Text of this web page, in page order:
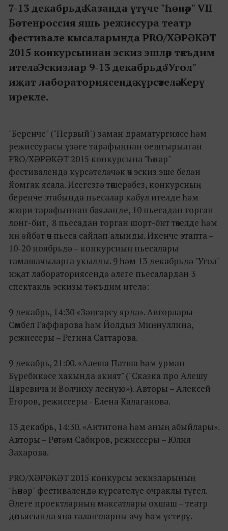
7-13 декабрьдә Казанда үтүче "Һөнәр" VII
Бөтенроссия яшь режиссура театр
фестивале кысаларында PRO/ХӘРӘКӘТ
2015 конкурсыннан эскиз эшләр тәкъдим
ителә. Эскизлар 9-13 декабрьдә "Угол"
иҗат лабораториясендә күрсәтелә. Керү
ирекле.
"Беренче" ("Первый") заман драматургиясе һәм
режиссурасы үзәге тарафыннан оештырылган
PRO/ХӘРӘКӘТ 2015 конкурсына "Һөнәр"
фестивалендә күрсәтеләчәк өч эскиз эше белән
йомгак ясала. Исегезгә төшерәбез, конкурсның
беренче этабында пьесалар кабул ителде һәм
жюри тарафыннан бәяләнде, 10 пьесадан торган
лонг-бит, 8 пьесадан торган шорт-бит төзелде һәм
иң әйбәт өч пьеса сайлап алынды. Икенче этапта –
10-20 ноябрьдә – конкурсның пьесалары
тамашачыларга укылды. 9 һәм 13 декабрьдә "Угол"
иҗат лабораториясендә әлеге пьесалардан 3
спектакль эскизы тәкъдим ителә:
9 декабрь, 14:30 «Зәңгәрсу ярда». Авторлары –
Сөмбел Гаффарова һәм Йолдыз Миңнуллина,
режиссеры – Регина Саттарова.
9 декабрь, 21:00. «Алеша Патша һәм урман
Бүребикәсе хакында әкият" ("Сказка про Алешу
Царевича и Волчиху лесную»). Авторы – Алексей
Егоров, режиссеры - Елена Калаганова.
13 декабрь, 14:30. «Антигона һәм аның абыйлары».
Авторы – Рөстәм Сабиров, режиссеры – Юлия
Захарова.
PRO/ХӘРӘКӘТ 2015 конкурсы эскизларының
"Һөнәр" фестивалендә күрсәтелүе очраклы түгел.
Әлеге проектларның максатлары охшаш – театр
дөньясында яңа талантларны ачу һәм үстерү.